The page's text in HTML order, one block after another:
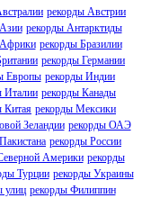
рекорды Австрии
рекорды Антарктиды
рекорды Бразилии
рекорды Германии
Европы рекорды Индии
Италии рекорды Канады
Китая рекорды Мексики
Зеландии рекорды ОАЭ
рекорды России
Америки рекорды
Турции рекорды Украины
улиц рекорды Филиппин